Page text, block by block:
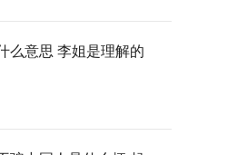
么意思 李姐是理解的